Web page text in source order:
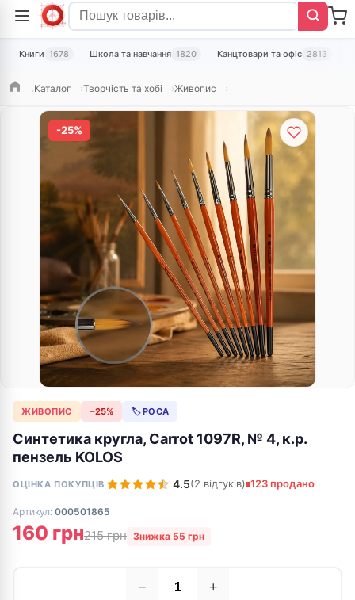
Книги 1678 Школа та навчання 1820 Канцтовари та офіс 2813
ГоловнаКаталог Творчість та хобі Живопис
-25%
ЖИВОПИС −25% 🏷 РОСА
Синтетика кругла, Carrot 1097R, № 4, к.р.
пензель KOLOS
ОЦІНКА ПОКУПЦІВ 4.5(2 відгуків) 123 продано
Артикул: 000501865
160 грн215 грн Знижка 55 грн
− +